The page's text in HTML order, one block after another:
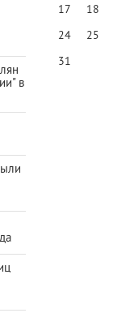
в
17 18
24 25
31